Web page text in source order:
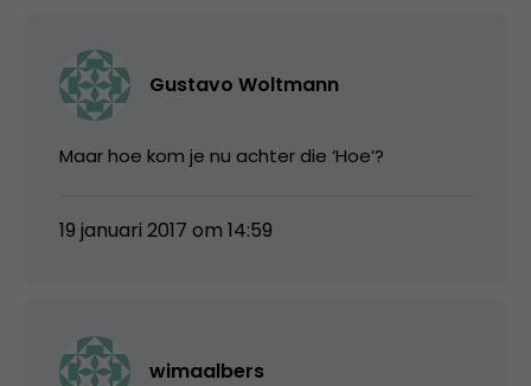
Gustavo Woltmann
Maar hoe kom je nu achter die ‘Hoe’?
19 januari 2017 om 14:59
wimaalbers